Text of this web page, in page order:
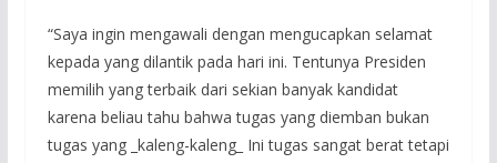
“Saya ingin mengawali dengan mengucapkan selamat
kepada yang dilantik pada hari ini. Tentunya Presiden
memilih yang terbaik dari sekian banyak kandidat
karena beliau tahu bahwa tugas yang diemban bukan
tugas yang _kaleng-kaleng_ Ini tugas sangat berat tetapi